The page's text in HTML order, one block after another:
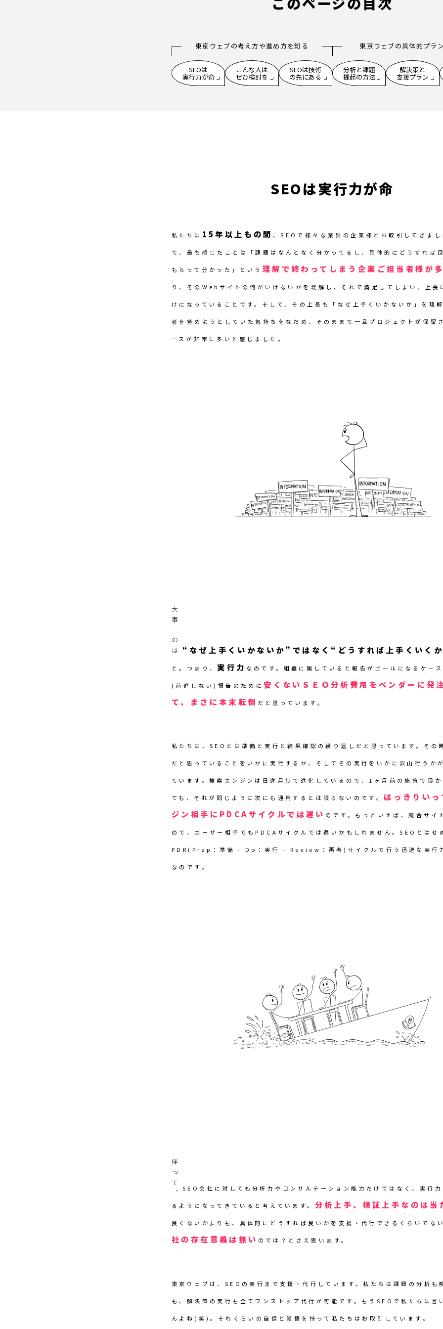
東京ウェブの考え方や進め方を知る
SEOは
実行力が命
こんな人は
ぜひ検討を
SEOは技術
の先にある
東京ウェブの具体的プラ
分析と課題
提起の方法
解決策と
支援プラン
SEOは実行力が命
私たちは 15年以上もの間 、SEOで様々な業界の企業様とお取引してきまし
で、最も感じたことは「課題はなんとなく分かってるし、具体的にどうすれば
もらって分かった」という 理解で終わってしまう企業ご担当者様が
り、そのWebサイトの何がいけないかを理解し、それで満足してしまい、上長
けになっていることです。そして、その上長も「なぜ上手くいかないか」を理
者を咎めようとしていた気持ちをなだめ、そのままで一旦プロジェクトが保留
ースが非常に多いと感じました。
大事なのは “なぜ上手くいかないか”ではなく“どうすれば上手くいく
と。つまり、 実行力 なのです。組織に属していると報告がゴールになるケー
(前進しない)報告のために 安くないＳＥＯ分析費用をベンダーに発
て、まさに本末転倒 だと思っています。
私たちは、SEOとは準備と実行と結果確認の繰り返しだと思っています。その
だと思っていることをいかに実行するか、そしてその実行をいかに沢山行うか
ています。検索エンジンは日進月歩で進化しているので、1ヶ月前の施策で良か
ても、それが同じように次にも通用するとは限らないのです。 はっきりいっ
ジン相手にPDCAサイクルでは遅い のです。もっといえば、競合サイ
ので、ユーザー相手でもPDCAサイクルでは遅いかもしれません。SEOとはせ
PDR(Prep：準備 - Do：実行 - Review：再考)サイクルで行う迅速な実行
なのです。
伴って、 SEO会社に対しても分析力やコンサルテーション能力だけではなく、実行力
るようになってきていると考えています。 分析上手、検証上手なのは当
良くないかよりも、具体的にどうすれば良いかを支援・代行できるくらいでな
社の存在意義は無い のでは？とさえ思います。
東京ウェブは、SEOの実行まで支援・代行しています。私たちは課題の分析も
も、解決策の実行も全てワンストップ代行が可能です。もうSEOで私たちは言
んよね(笑)。それくらいの自信と覚悟を持って私たちはお取引しています。